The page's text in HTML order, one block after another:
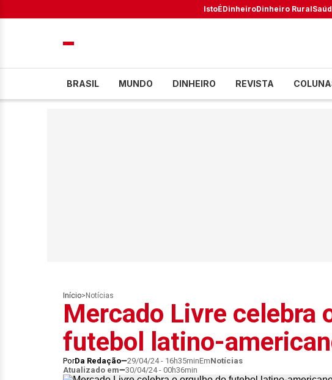
IstoÉDinheiroDinheiro Rural
BRASIL MUNDO DINHEIRO REVISTA
Início> Notícias
Mercado Livre celebra
futebol latino-
PorDa Redação 29/04/24 - 16h35minEmNotícias
Atualizado em
30/04/24 - 00h36min